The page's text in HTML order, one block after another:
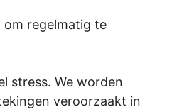
om regelmatig te
stress. We worden
veroorzaakt in